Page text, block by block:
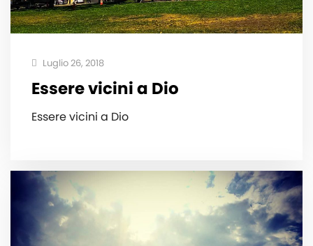
Luglio 26, 2018
Essere vicini a Dio
Essere vicini a Dio